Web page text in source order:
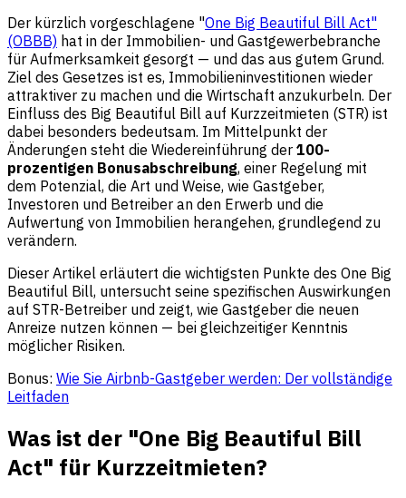
Der kürzlich vorgeschlagene "One Big Beautiful Bill Act"
(OBBB) hat in der Immobilien- und Gastgewerbebranche
für Aufmerksamkeit gesorgt — und das aus gutem Grund.
Ziel des Gesetzes ist es, Immobilieninvestitionen wieder
attraktiver zu machen und die Wirtschaft anzukurbeln. Der
Einfluss des Big Beautiful Bill auf Kurzzeitmieten (STR) ist
dabei besonders bedeutsam. Im Mittelpunkt der
Änderungen steht die Wiedereinführung der 100-
prozentigen Bonusabschreibung, einer Regelung mit
dem Potenzial, die Art und Weise, wie Gastgeber,
Investoren und Betreiber an den Erwerb und die
Aufwertung von Immobilien herangehen, grundlegend zu
verändern.
Dieser Artikel erläutert die wichtigsten Punkte des One Big
Beautiful Bill, untersucht seine spezifischen Auswirkungen
auf STR-Betreiber und zeigt, wie Gastgeber die neuen
Anreize nutzen können — bei gleichzeitiger Kenntnis
möglicher Risiken.
Bonus: Wie Sie Airbnb-Gastgeber werden: Der vollständige
Leitfaden
Was ist der "One Big Beautiful Bill
Act" für Kurzzeitmieten?